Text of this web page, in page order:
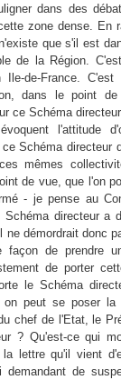
dans des
zone dense. En
que s'il est
de la Région.
Ile-de-France.
dans le point
ce Schéma
l'attitude
Schéma directeur
mêmes
de vue, que l'on
- je pense au
directeur a
ne démordrait donc
façon de prendre
de porter
le Schéma
peut se poser la
chef de l'Etat, le
? Qu'est-ce qui
lettre qu'il vient
de